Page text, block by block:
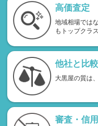
高価査定
地域相場では
もトップクラス
他社と比
大黒屋の質は
審査・信